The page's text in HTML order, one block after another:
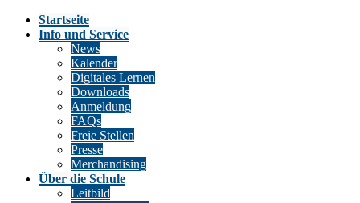
Startseite
Info und Service
News
Kalender
Digitales Lernen
Downloads
Anmeldung
FAQs
Freie Stellen
Presse
Merchandising
Über die Schule
Leitbild